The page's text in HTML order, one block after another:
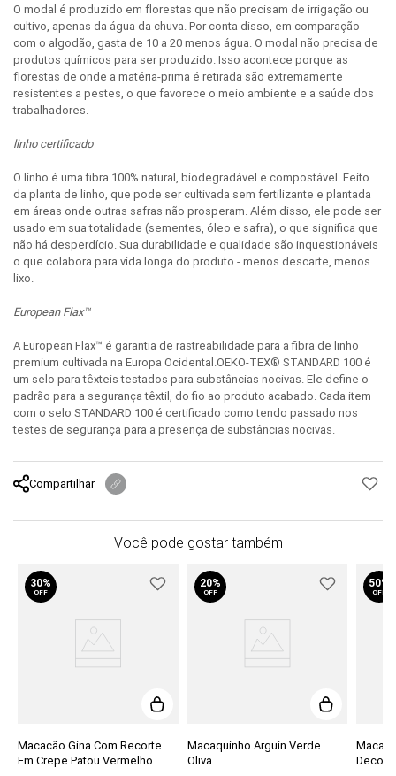
O modal é produzido em florestas que não precisam de irrigação ou
cultivo, apenas da água da chuva. Por conta disso, em comparação
com o algodão, gasta de 10 a 20 menos água. O modal não precisa de
produtos químicos para ser produzido. Isso acontece porque as
florestas de onde a matéria-prima é retirada são extremamente
resistentes a pestes, o que favorece o meio ambiente e a saúde dos
trabalhadores.
linho certificado
O linho é uma fibra 100% natural, biodegradável e compostável. Feito
da planta de linho, que pode ser cultivada sem fertilizante e plantada
em áreas onde outras safras não prosperam. Além disso, ele pode ser
usado em sua totalidade (sementes, óleo e safra), o que significa que
não há desperdício. Sua durabilidade e qualidade são inquestionáveis
o que colabora para vida longa do produto - menos descarte, menos
lixo.
European Flax™
A European Flax™ é garantia de rastreabilidade para a fibra de linho
premium cultivada na Europa Ocidental.OEKO-TEX® STANDARD 100 é
um selo para têxteis testados para substâncias nocivas. Ele define o
padrão para a segurança têxtil, do fio ao produto acabado. Cada item
com o selo STANDARD 100 é certificado como tendo passado nos
testes de segurança para a presença de substâncias nocivas.
Compartilhar
Você pode gostar também
30%
OFF
Macacão Gina Com Recorte
Em Crepe Patou Vermelho
20%
OFF
Macaquinho Arguin Verde
Oliva
50%
OFF